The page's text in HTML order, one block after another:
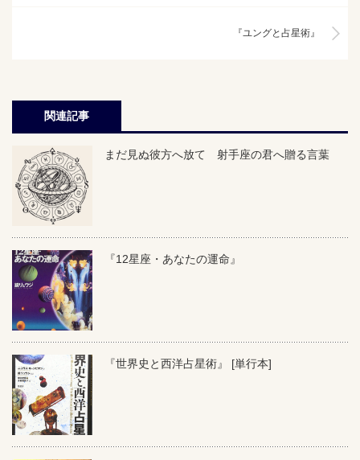
『ユングと占星術』
関連記事
まだ見ぬ彼方へ放て 射手座の君へ贈る言葉
『12星座・あなたの運命』
『世界史と西洋占星術』 [単行本]